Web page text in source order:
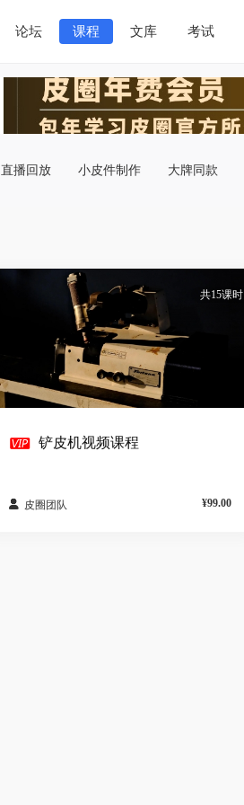
论坛 课程 文库 考试
直播回放 小皮件制作 大牌同款
共15课时
 铲皮机视频课程
 皮圈团队 ¥99.00